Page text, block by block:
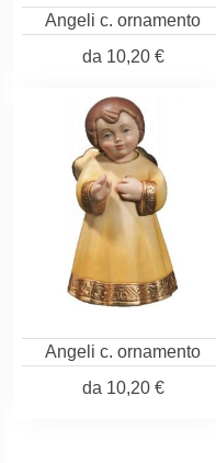
Angeli c. ornamento
da 10,20 €
Angeli c. ornamento
da 10,20 €